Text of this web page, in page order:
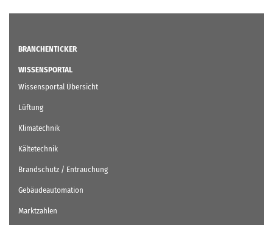
BRANCHENTICKER
WISSENSPORTAL
Wissensportal Übersicht
Lüftung
Klimatechnik
Kältetechnik
Brandschutz / Entrauchung
Gebäudeautomation
Marktzahlen